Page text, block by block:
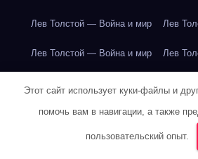
Лев Толстой — Война и мир Лев
Лев Толстой — Война и мир Лев
Лев Толстой — Война и мир Лев
Лев Толстой — Война и мир Лев
Этот сайт использует куки-файлы и
помочь вам в навигации, а также
пользовательский опыт.